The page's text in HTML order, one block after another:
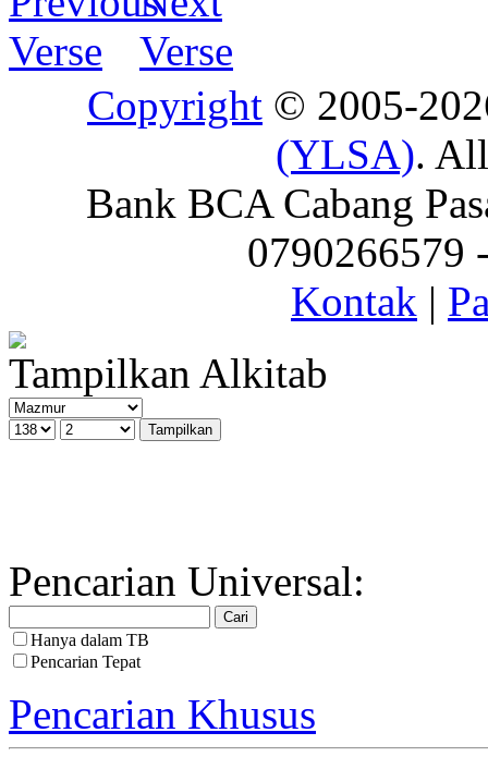
Copyright © 2005-
(YLSA).
Bank BCA Cabang
0790266579
Kontak |
Tampilkan Alkitab
Pencarian Universal:
Hanya dalam TB
Pencarian Tepat
Pencarian Khusus